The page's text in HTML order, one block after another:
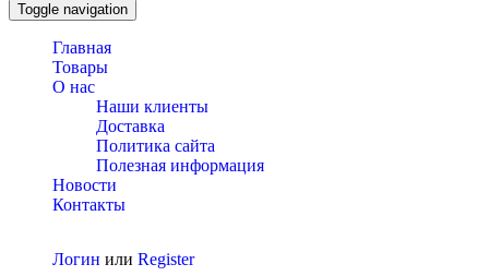
Toggle navigation
Главная
Товары
О нас
Наши клиенты
Доставка
Политика сайта
Полезная информация
Новости
Контакты
Логин или Register